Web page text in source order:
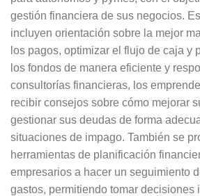
gestión financiera de sus negocios.
incluyen orientación sobre la mejor
los pagos, optimizar el flujo de caja y
los fondos de manera eficiente y
consultorías financieras, los
recibir consejos sobre cómo mejorar
gestionar sus deudas de forma
situaciones de impago. También se
herramientas de planificación
empresarios a hacer un seguimiento
gastos, permitiendo tomar decisiones